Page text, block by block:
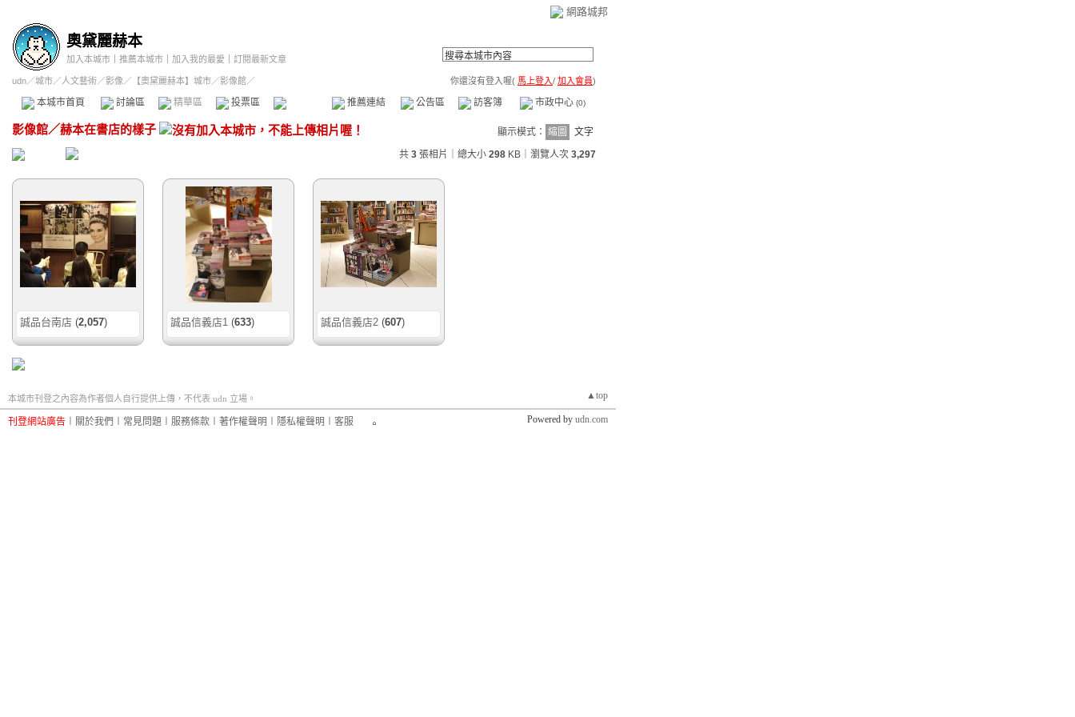
網路城邦
奧黛麗赫本
加入本城市 推薦本城市 加入我的最愛 訂閱最新文章
udn／城市／人文藝術／影像 ／ 【奧黛麗赫本】城市／影像館／ 你還沒有登入喔( 馬上登入/ 加入會員)
本城市首頁 討論區 精華區 投票區 影像館 推薦連結 公告區 訪客簿 市政中心 (0)
影像館／赫本在書店的樣子 顯示模式： 縮圖
文字
共 3 張相片｜總大小 298 KB ｜瀏覽人次 3,297
誠品台南店 (2,057) 誠品信義店1 (633) 誠品信義店2 (607)
▲top
本城市刊登之內容為作者個人自行提供上傳，不代表 udn 立場。
刊登網站廣告 關於我們 常見問題 服務條款 著作權聲明 隱私權聲明 客服 Powered by udn.com